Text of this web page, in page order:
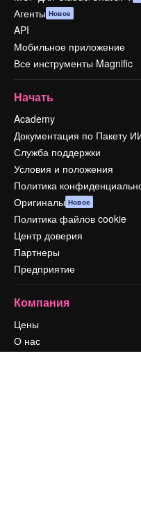
Агенты Новое
API
Мобильное приложение
Все инструменты Magnific
Начать
Academy
Документация по Пакету
Служба поддержки
Условия и положения
Политика
Оригиналы Новое
Политика файлов cookie
Центр доверия
Партнеры
Предприятие
Компания
Цены
О нас